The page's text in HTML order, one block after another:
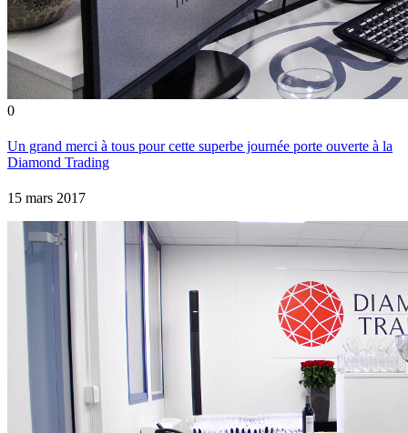
0
Un grand merci à tous pour cette superbe journée porte ouverte à la
Diamond Trading
15 mars 2017